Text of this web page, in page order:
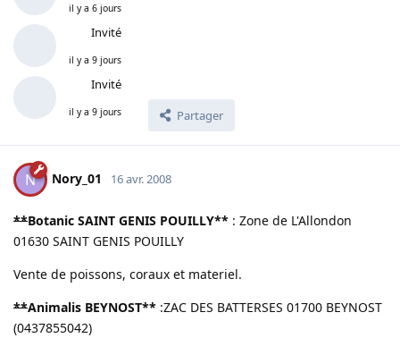
il y a 6 jours
Invité
il y a 9 jours
Invité
il y a 9 jours Partager
N Nory_01 16 avr. 2008
**Botanic SAINT GENIS POUILLY** : Zone de L'Allondon
01630 SAINT GENIS POUILLY
Vente de poissons, coraux et materiel.
**Animalis BEYNOST** :ZAC DES BATTERSES 01700 BEYNOST
(0437855042)